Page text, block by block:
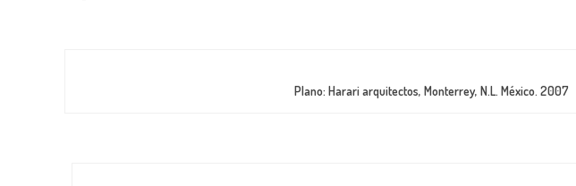
Plano: Harari arquitectos, Monterrey, N.L. México. 2007